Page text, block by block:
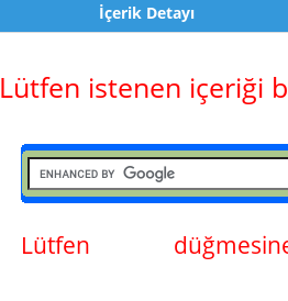
İçerik Detayı
Lütfen istenen içeriği
Lütfen